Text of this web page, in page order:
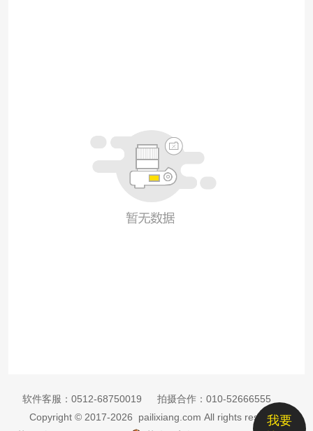
我要
软件客服： 0512-68750019 拍摄合作： 010-52666555
Copyright © 2017-2026 pailixiang.com All rights reserved